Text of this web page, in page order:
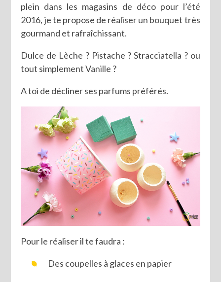
plein dans les magasins de déco pour l’été
2016, je te propose de réaliser un bouquet très
gourmand et rafraîchissant.
Dulce de Lèche ? Pistache ? Stracciatella ? ou
tout simplement Vanille ?
A toi de décliner ses parfums préférés.
Pour le réaliser il te faudra :
Des coupelles à glaces en papier